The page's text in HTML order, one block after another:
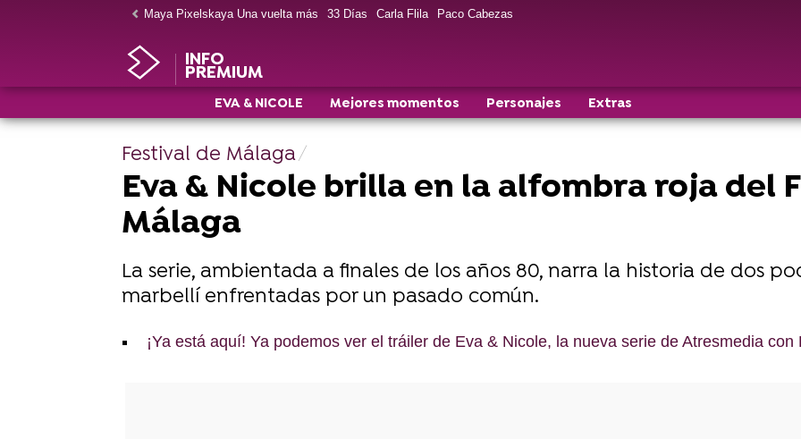
Maya Pixelskaya Una vuelta más 33 Días Carla Flila Paco Cabezas
INFO
PREMIUM
EVA & NICOLE Mejores momentos Personajes Extras
Festival de Málaga
Eva & Nicole brilla en la alfombra roja del
Málaga
La serie, ambientada a finales de los años 80, narra la historia de dos
marbellí enfrentadas por un pasado común.
¡Ya está aquí! Ya podemos ver el tráiler de Eva & Nicole, la nueva serie de Atresmedia